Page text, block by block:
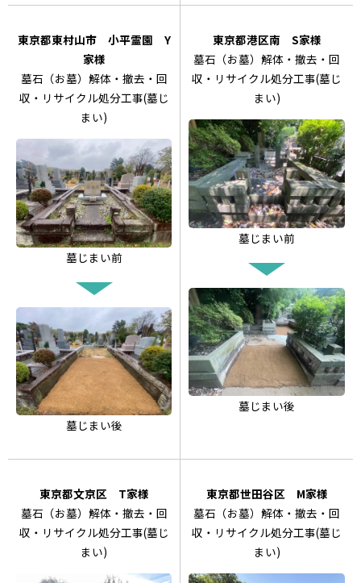
東京都東村山市 小平霊園 Y
家様
墓石（お墓）解体・撤去・回
収・リサイクル処分工事(墓じ
まい)
墓じまい前
墓じまい後
東京都港区南 S家様
墓石（お墓）解体・撤去・回
収・リサイクル処分工事(墓じ
まい)
墓じまい前
墓じまい後
東京都文京区 T家様
墓石（お墓）解体・撤去・回
収・リサイクル処分工事(墓じ
まい)
東京都世田谷区 M家様
墓石（お墓）解体・撤去・回
収・リサイクル処分工事(墓じ
まい)